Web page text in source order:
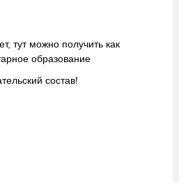
тут можно получить как
образование
состав!